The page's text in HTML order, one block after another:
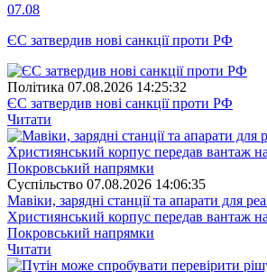
07.08
ЄС затвердив нові санкції проти РФ
Полiтика 07.08.2026 14:25:32
ЄС затвердив нові санкції проти РФ
Читати
Суспiльство 07.08.2026 14:06:35
Мавіки, зарядні станції та апарати для
Християнський корпус передав вантаж
Покровський напрямки
Читати